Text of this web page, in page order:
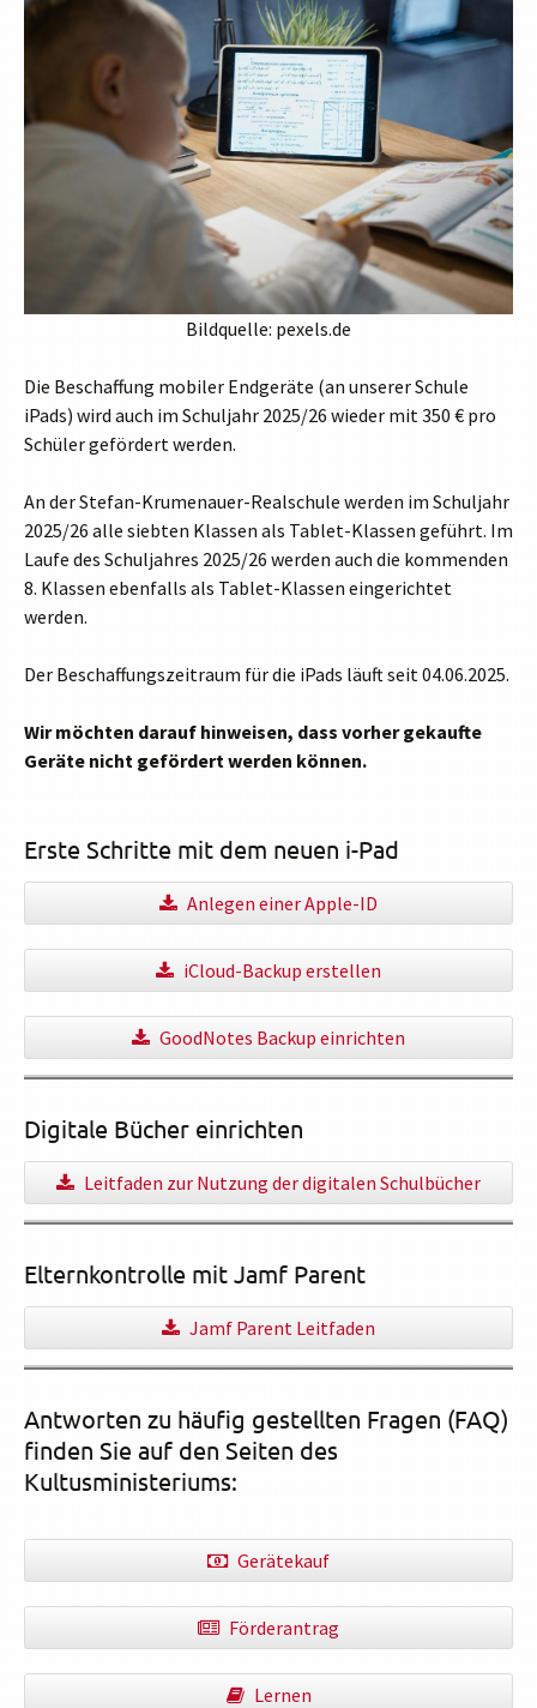
Bildquelle: pexels.de
Die Beschaffung mobiler Endgeräte (an unserer Schule
iPads) wird auch im Schuljahr 2025/26 wieder mit 350 € pro
Schüler gefördert werden.
An der Stefan-Krumenauer-Realschule werden im Schuljahr
2025/26 alle siebten Klassen als Tablet-Klassen geführt. Im
Laufe des Schuljahres 2025/26 werden auch die kommenden
8. Klassen ebenfalls als Tablet-Klassen eingerichtet
werden.
Der Beschaffungszeitraum für die iPads läuft seit 04.06.2025.
Wir möchten darauf hinweisen, dass vorher gekaufte
Geräte nicht gefördert werden können.
Erste Schritte mit dem neuen i-Pad
Anlegen einer Apple-ID
iCloud-Backup erstellen
GoodNotes Backup einrichten
Digitale Bücher einrichten
Leitfaden zur Nutzung der digitalen Schulbücher
Elternkontrolle mit Jamf Parent
Jamf Parent Leitfaden
Antworten zu häufig gestellten Fragen (FAQ)
finden Sie auf den Seiten des
Kultusministeriums:
Gerätekauf
Förderantrag
Lernen